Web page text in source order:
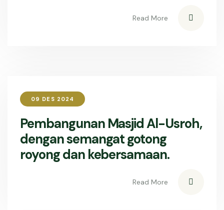
Read More
09 DES 2024
Pembangunan Masjid Al-Usroh,
dengan semangat gotong
royong dan kebersamaan.
Read More